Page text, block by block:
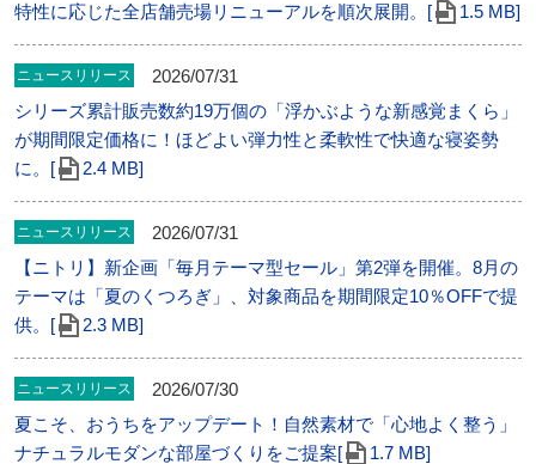
特性に応じた全店舗売場リニューアルを順次展開。[
1.5 MB]
ニュースリリース
2026/07/31
シリーズ累計販売数約19万個の「浮かぶような新感覚まくら」
が期間限定価格に！ほどよい弾力性と柔軟性で快適な寝姿勢
に。[
2.4 MB]
ニュースリリース
2026/07/31
【ニトリ】新企画「毎月テーマ型セール」第2弾を開催。8月の
テーマは「夏のくつろぎ」、対象商品を期間限定10％OFFで提
供。[
2.3 MB]
ニュースリリース
2026/07/30
夏こそ、おうちをアップデート！自然素材で「心地よく整う」
ナチュラルモダンな部屋づくりをご提案[
1.7 MB]